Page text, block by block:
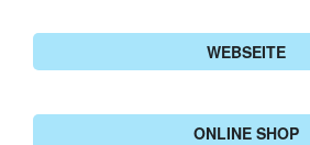
WEBSEITE
ONLINE SHOP